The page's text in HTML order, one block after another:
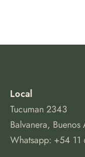
Local
Tucuman 2343
Balvanera,
Whatsapp: +54